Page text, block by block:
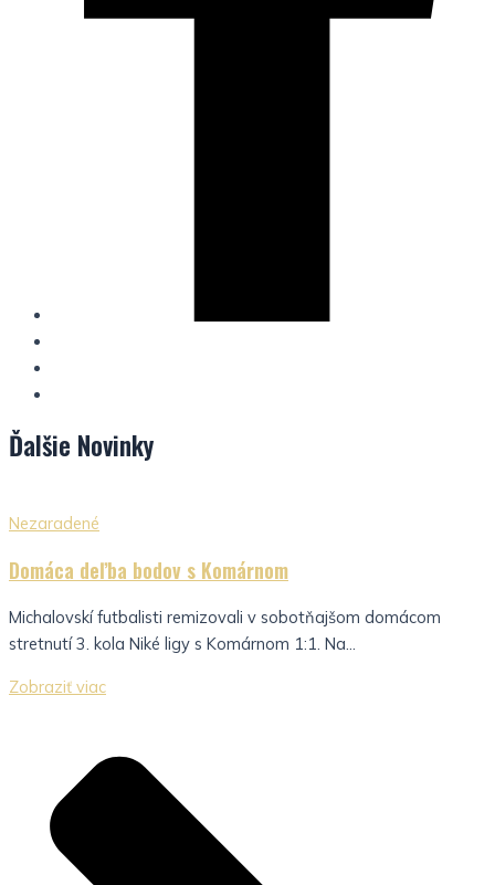
Ďalšie Novinky
Nezaradené
Domáca deľba bodov s Komárnom
Michalovskí futbalisti remizovali v sobotňajšom domácom
stretnutí 3. kola Niké ligy s Komárnom 1:1. Na...
Zobraziť viac